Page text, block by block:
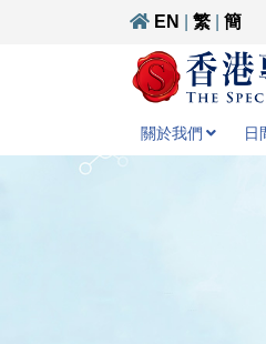
EN 繁 簡
關於我們 日